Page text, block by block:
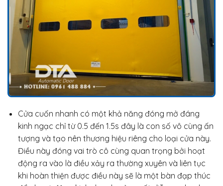
Cửa cuốn nhanh có một khả năng đóng mở đáng
kinh ngạc chỉ từ 0.5 đến 1.5s đây là con số vô cùng ấn
tượng và tạo nên thương hiệu riêng cho loại cửa này.
Điều này đóng vai trò cô cùng quan trọng bởi hoạt
động ra vào là điều xảy ra thường xuyên và liên tục
khi hoàn thiện được điều này sẽ là một bàn đạp thúc